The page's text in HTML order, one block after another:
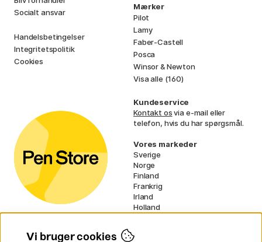
Socialt ansvar
Handelsbetingelser
Integritetspolitik
Cookies
Mærker
Pilot
Lamy
Faber-Castell
Posca
Winsor & Newton
Visa alle (160)
Kundeservice
Kontakt osvia e-mail eller
telefon, hvis du har spørgsmål.
Vores markeder
Sverige
Norge
Finland
Frankrig
Irland
Holland
EU
Vi bruger cookies